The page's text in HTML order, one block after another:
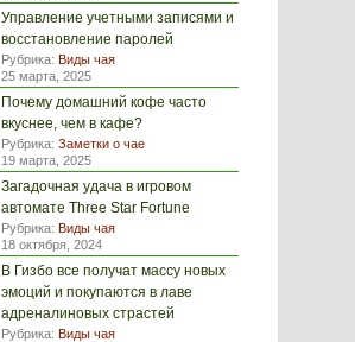
Управление учетными записями и
восстановление паролей
Рубрика: Виды чая
25 марта, 2025
Почему домашний кофе часто
вкуснее, чем в кафе?
Рубрика: Заметки о чае
19 марта, 2025
Загадочная удача в игровом
автомате Three Star Fortune
Рубрика: Виды чая
18 октября, 2024
В Гизбо все получат массу новых
эмоций и покупаются в лаве
адреналиновых страстей
Рубрика: Виды чая